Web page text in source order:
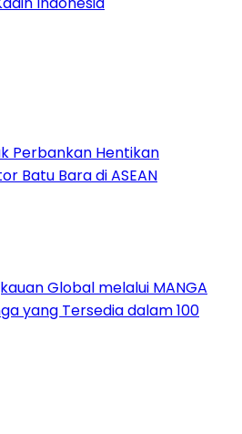
Perbankan Hentikan
Batu Bara di ASEAN
Global melalui MANGA
yang Tersedia dalam 100